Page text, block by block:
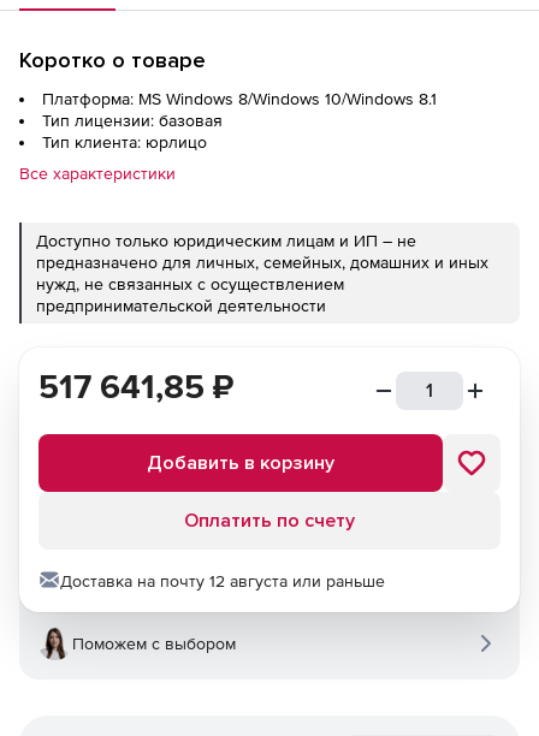
Коротко о товаре
Платформа: MS Windows 8/Windows 10/Windows 8.1
Тип лицензии: базовая
Тип клиента: юрлицо
Все характеристики
Доступно только юридическим лицам и ИП – не
предназначено для личных, семейных, домашних и иных
нужд, не связанных с осуществлением
предпринимательской деятельности
517 641,85 ₽
Добавить в корзину
Оплатить по счету
Доставка на почту 12 августа или раньше
Поможем с выбором